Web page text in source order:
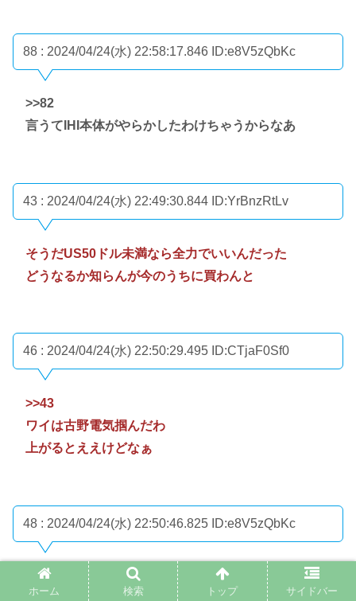
88 : 2024/04/24(水) 22:58:17.846 ID:e8V5zQbKc
>>82
言うてIHI本体がやらかしたわけちゃうからなあ
43 : 2024/04/24(水) 22:49:30.844 ID:YrBnzRtLv
そうだUS50ドル未満なら全力でいいんだった
どうなるか知らんが今のうちに買わんと
46 : 2024/04/24(水) 22:50:29.495 ID:CTjaF0Sf0
>>43
ワイは古野電気掴んだわ
上がるとええけどなぁ
48 : 2024/04/24(水) 22:50:46.825 ID:e8V5zQbKc
>>43
買収されると最低でも55ドルになるって確定なん？
ホーム 検索 トップ サイドバー